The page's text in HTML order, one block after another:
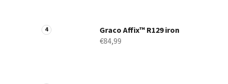
Graco Affix™ R129 iron
€84,99